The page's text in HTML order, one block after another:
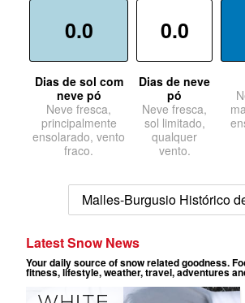
0.0
Dias de sol com
neve pó
Neve fresca,
principalmente
ensolarado, vento
fraco.
0.0
Dias de neve
pó
Neve fresca,
sol limitado,
qualquer
vento.
Malles-Burgusio Histórico